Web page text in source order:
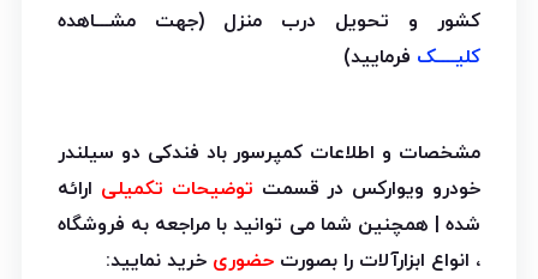
کشور و تحویل درب منزل (جهت مشـــاهده
کلیــــک فرمایید)
مشخصات و اطلاعات کمپرسور باد فندکی دو سیلندر
خودرو ویوارکس در قسمت توضیحات تکمیلی ارائه
شده | همچنین شما می توانید با مراجعه به فروشگاه
، انواع ابزارآلات را بصورت حضوری خرید نمایید: